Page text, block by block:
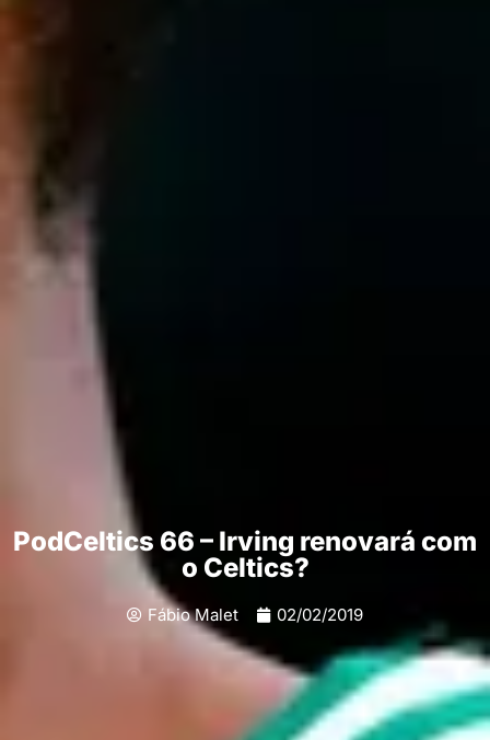
PodCeltics 66 – Irving renovará com
o Celtics?
Fábio Malet 02/02/2019